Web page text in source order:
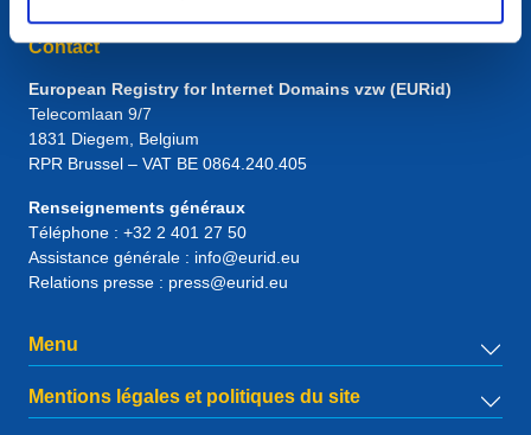
Contact
European Registry for Internet Domains vzw (EURid)
Telecomlaan 9/7
1831 Diegem , Belgium
RPR Brussel – VAT BE 0864.240.405
Renseignements généraux
Téléphone : +32 2 401 27 50
Assistance générale : info@eurid.eu
Relations presse : press@eurid.eu
Menu
Mentions légales et politiques du site